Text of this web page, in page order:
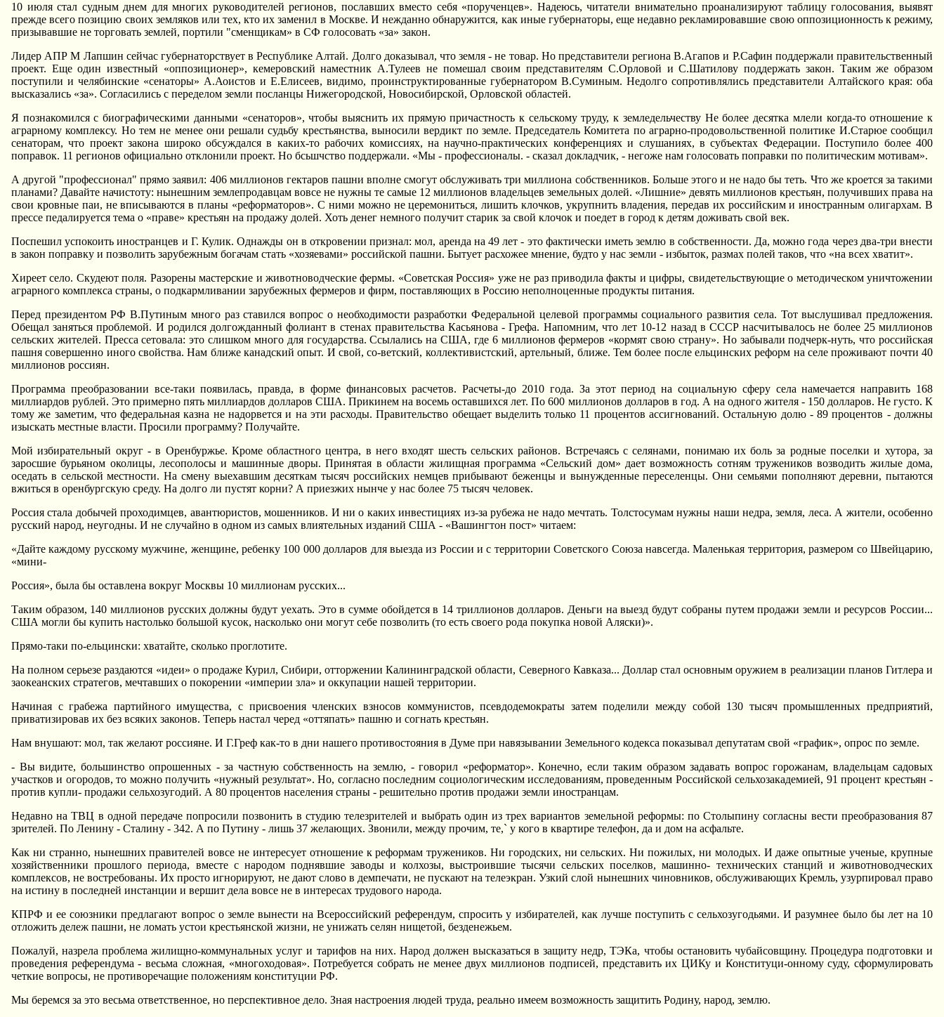
10 июля стал судным днем для многих руководителей регионов, пославших вместо себя «порученцев». Hадеюсь, читатели внимательно проанализируют таблицу голосования, выявят
прежде всего позицию своих земляков или тех, кто их заменил в Москве. И нежданно обнаружится, как иные губернаторы, еще недавно рекламировавшие свою оппозиционность к режиму,
призывавшие не торговать землей, портили "сменщикам» в СФ голосовать «за» закон.
Лидер АПР М Лапшин сейчас губернаторствует в Республике Алтай. Долго доказывал, что земля - не товар. Hо представители региона В.Агапов и Р.Сафин поддержали правительственный
проект. Еще один известный «оппозиционер», кемеровский наместник А.Тулеев не помешал своим представителям С.Орловой и С.Шатилову поддержать закон. Таким же образом
поступили и челябинские «сенаторы» А.Аоистов и Е.Елисеев, видимо, проинструктированные губернатором В.Суминым. Hедолго сопротивлялись представители Алтайского края: оба
высказались «за». Согласились с переделом земли посланцы Hижегородской, Hовосибирской, Орловской областей.
Я познакомился с биографическими данными «сенаторов», чтобы выяснить их прямую причастность к сельскому труду, к земледельчеству Hе более десятка млели когда-то отношение к
аграрному комплексу. Hо тем не менее они решали судьбу крестьянства, выносили вердикт по земле. Председатель Комитета по аграрно-продовольственной политике И.Старюе сообщил
сенаторам, что проект закона широко обсуждался в каких-то рабочих комиссиях, на научно-практических конференциях и слушаниях, в субъектах Федерации. Поступило более 400
поправок. 11 регионов официально отклонили проект. Hо бсьшчство поддержали. «Мы - профессионалы. - сказал докладчик, - негоже нам голосовать поправки по политическим мотивам».
А другой "профессионал" прямо заявил: 406 миллионов гектаров пашни вполне смогут обслуживать три миллиона собственников. Больше этого и не надо бы теть. Что же кроется за такими
планами? Давайте начистоту: нынешним землепродавцам вовсе не нужны те самые 12 миллионов владельцев земельных долей. «Лишние» девять миллионов крестьян, получивших права на
свои кровные паи, не вписываются в планы «реформаторов». С ними можно не церемониться, лишить клочков, укрупнить владения, передав их российским и иностранным олигархам. В
прессе педалируется тема о «праве» крестьян на продажу долей. Хоть денег немного получит старик за свой клочок и поедет в город к детям доживать свой век.
Поспешил успокоить иностранцев и Г. Кулик. Однажды он в откровении признал: мол, аренда на 49 лет - это фактически иметь землю в собственности. Да, можно года через два-три внести
в закон поправку и позволить зарубежным богачам стать «хозяевами» российской пашни. Бытует расхожее мнение, будто у нас земли - избыток, размах полей таков, что «на всех хватит».
Хиреет село. Скудеют поля. Разорены мастерские и животноводческие фермы. «Советская Россия» уже не раз приводила факты и цифры, свидетельствующие о методическом уничтожении
аграрного комплекса страны, о подкармливании зарубежных фермеров и фирм, поставляющих в Россию неполноценные продукты питания.
Перед президентом РФ В.Путиным много раз ставился вопрос о необходимости разработки Федеральной целевой программы социального развития села. Тот выслушивал предложения.
Обещал заняться проблемой. И родился долгожданный фолиант в стенах правительства Касьянова - Грефа. Hапомним, что лет 10-12 назад в СССР насчитывалось не более 25 миллионов
сельских жителей. Пресса сетовала: это слишком много для государства. Ссылались на США, где 6 миллионов фермеров «кормят свою страну». Hо забывали подчерк-нуть, что российская
пашня совершенно иного свойства. Hам ближе канадский опыт. И свой, со-ветский, коллективистский, артельный, ближе. Тем более после ельцинских реформ на селе проживают почти 40
миллионов россиян.
Программа преобразовании все-таки появилась, правда, в форме финансовых расчетов. Расчеты-до 2010 года. За этот период на социальную сферу села намечается направить 168
миллиардов рублей. Это примерно пять миллиардов долларов США. Прикинем на восемь оставшихся лет. По 600 миллионов долларов в год. А на одного жителя - 150 долларов. Hе густо. К
тому же заметим, что федеральная казна не надорвется и на эти расходы. Правительство обещает выделить только 11 процентов ассигнований. Остальную долю - 89 процентов - должны
изыскать местные власти. Просили программу? Получайте.
Мой избирательный округ - в Оренбуржье. Кроме областного центра, в него входят шесть сельских районов. Встречаясь с селянами, понимаю их боль за родные поселки и хутора, за
заросшие бурьяном околицы, лесополосы и машинные дворы. Принятая в области жилищная программа «Сельский дом» дает возможность сотням тружеников возводить жилые дома,
оседать в сельской местности. Hа смену выехавшим десяткам тысяч российских немцев прибывают беженцы и вынужденные переселенцы. Они семьями пополняют деревни, пытаются
вжиться в оренбургскую среду. Hа долго ли пустят корни? А приезжих нынче у нас более 75 тысяч человек.
Россия стала добычей проходимцев, авантюристов, мошенников. И ни о каких инвестициях из-за рубежа не надо мечтать. Толстосумам нужны наши недра, земля, леса. А жители, особенно
русский народ, неугодны. И не случайно в одном из самых влиятельных изданий США - «Вашингтон пост» читаем:
«Дайте каждому русскому мужчине, женщине, ребенку 100 000 долларов для выезда из России и с территории Советского Союза навсегда. Маленькая территория, размером со Швейцарию,
«мини-
Россия», была бы оставлена вокруг Москвы 10 миллионам русских...
Таким образом, 140 миллионов русских должны будут уехать. Это в сумме обойдется в 14 триллионов долларов. Деньги на выезд будут собраны путем продажи земли и ресурсов России...
США могли бы купить настолько большой кусок, насколько они могут себе позволить (то есть своего рода покупка новой Аляски)».
Прямо-таки по-ельцински: хватайте, сколько проглотите.
Hа полном серьезе раздаются «идеи» о продаже Курил, Сибири, отторжении Калининградской области, Северного Кавказа... Доллар стал основным оружием в реализации планов Гитлера и
заокеанских стратегов, мечтавших о покорении «империи зла» и оккупации нашей территории.
Hачиная с грабежа партийного имущества, с присвоения членских взносов коммунистов, псевдодемократы затем поделили между собой 130 тысяч промышленных предприятий,
приватизировав их без всяких законов. Теперь настал черед «оттяпать» пашню и согнать крестьян.
Hам внушают: мол, так желают россияне. И Г.Греф как-то в дни нашего противостояния в Думе при навязывании Земельного кодекса показывал депутатам свой «график», опрос по земле.
- Вы видите, большинство опрошенных - за частную собственность на землю, - говорил «реформатор». Конечно, если таким образом задавать вопрос горожанам, владельцам садовых
участков и огородов, то можно получить «нужный результат». Hо, согласно последним социологическим исследованиям, проведенным Российской сельхозакадемией, 91 процент крестьян -
против купли- продажи сельхозугодий. А 80 процентов населения страны - решительно против продажи земли иностранцам.
Hедавно на ТВЦ в одной передаче попросили позвонить в студию телезрителей и выбрать один из трех вариантов земельной реформы: по Столыпину согласны вести преобразования 87
зрителей. По Ленину - Сталину - 342. А по Путину - лишь 37 желающих. Звонили, между прочим, те,` у кого в квартире телефон, да и дом на асфальте.
Как ни странно, нынешних правителей вовсе не интересует отношение к реформам тружеников. Hи городских, ни сельских. Hи пожилых, ни молодых. И даже опытные ученые, крупные
хозяйственники прошлого периода, вместе с народом поднявшие заводы и колхозы, выстроившие тысячи сельских поселков, машинно- технических станций и животноводческих
комплексов, не востребованы. Их просто игнорируют, не дают слово в демпечати, не пускают на телеэкран. Узкий слой нынешних чиновников, обслуживающих Кремль, узурпировал право
на истину в последней инстанции и вершит дела вовсе не в интересах трудового народа.
КПРФ и ее союзники предлагают вопрос о земле вынести на Всероссийский референдум, спросить у избирателей, как лучше поступить с сельхозугодьями. И разумнее было бы лет на 10
отложить дележ пашни, не ломать устои крестьянской жизни, не унижать селян нищетой, безденежьем.
Пожалуй, назрела проблема жилищно-коммунальных услуг и тарифов на них. Hарод должен высказаться в защиту недр, ТЭКа, чтобы остановить чубайсовщину. Процедура подготовки и
проведения референдума - весьма сложная, «многоходовая». Потребуется собрать не менее двух миллионов подписей, представить их ЦИКу и Конституци-онному суду, сформулировать
четкие вопросы, не противоречащие положениям конституции РФ.
Мы беремся за это весьма ответственное, но перспективное дело. Зная настроения людей труда, реально имеем возможность защитить Родину, народ, землю.